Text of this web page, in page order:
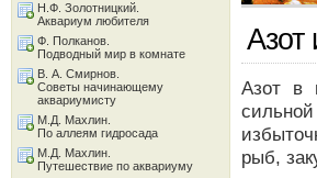
Азот
Азот в
рыб,
Н.Ф. Золотницкий.
Аквариум любителя
Ф. Полканов.
Подводный мир в комнате
В. А. Смирнов.
Советы начинающему
аквариумисту
М.Д. Махлин.
По аллеям гидросада
М.Д. Махлин.
Путешествие по аквариуму